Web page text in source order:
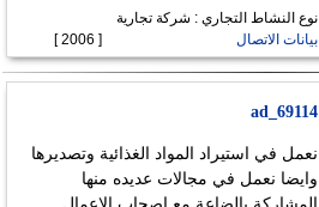
نوع النشاط التجاري : شركة تجارية
بيانات الاتصال
[ 2006 ]
ad_69114
نعمل في استيراد المواد الغذائية وتصديرها
وايضا نعمل في مجالات عديده منها